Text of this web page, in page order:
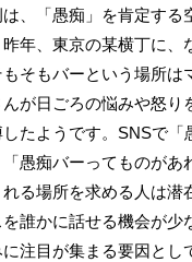
は、「愚痴」を肯定す
年、東京の某横丁に、
もそもバーという場所
が日ごろの悩みや怒り
たようです。SNSで
愚痴バーってものが
る場所を求める人は潜
誰かに話せる機会が
に注目が集まる要因とし